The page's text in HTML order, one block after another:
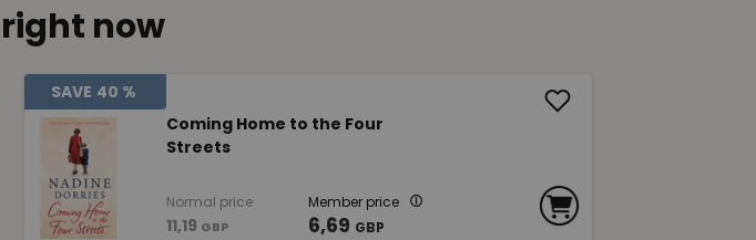
now
SAVE 40 %
Coming Home to the Four
Streets
Normal price
11,19 GBP
Member price
6,69 GBP